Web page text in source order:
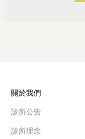
關於我們
診所公告
診所理念